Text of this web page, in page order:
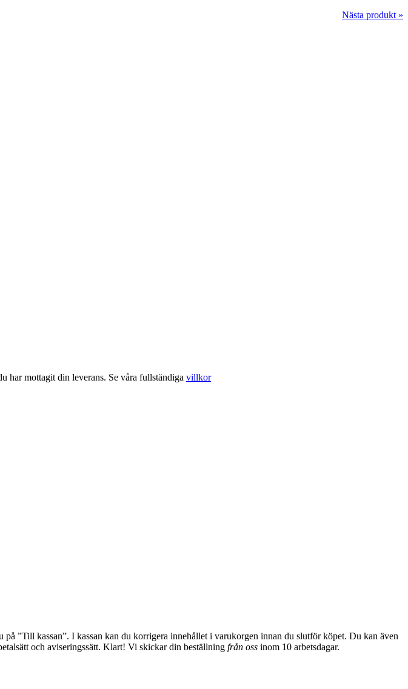
Nästa produkt »
har mottagit din leverans. Se våra fullständiga villkor
”Till kassan”. I kassan kan du korrigera innehållet i varukorgen innan du slutför köpet. Du kan även
och aviseringssätt. Klart! Vi skickar din beställning från oss inom 10 arbetsdagar.